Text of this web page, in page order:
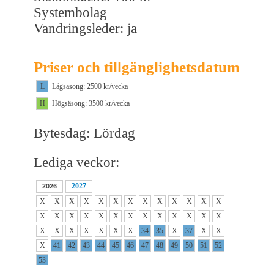
Systembolag
Vandringsleder: ja
Priser och tillgänglighetsdatum
L
Lågsäsong: 2500 kr/vecka
H
Högsäsong: 3500 kr/vecka
Bytesdag: Lördag
Lediga veckor:
2026
2027
X
X X X X X X X X X X X
X
X
X X X X X X X X X X X
X
X
X X X X X X 34 35 X 37 X
X
X
41 42 43 44 45 46 47 48 49 50 51
52
53